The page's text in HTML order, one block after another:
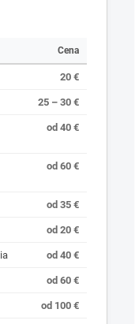
Cena
20 €
25 – 30 €
od 40 €
od 60 €
od 35 €
od 20 €
od 40 €
od 60 €
od 100 €